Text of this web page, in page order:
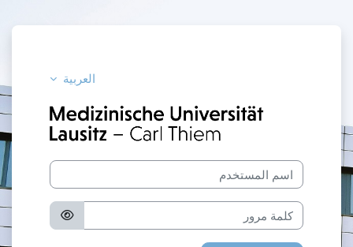
العربية
MUL-CT
اسم المستخدم
كلمة مرور